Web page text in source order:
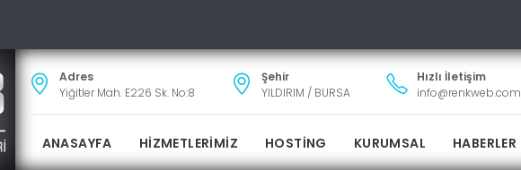
Adres
Yiğitler Mah. E226 Sk. No:8
Şehir
YILDIRIM / BURSA
Hızlı İletişim
info@renkweb.com
ANASAYFA HİZMETLERİMİZ HOSTİNG KURUMSAL HABERLER